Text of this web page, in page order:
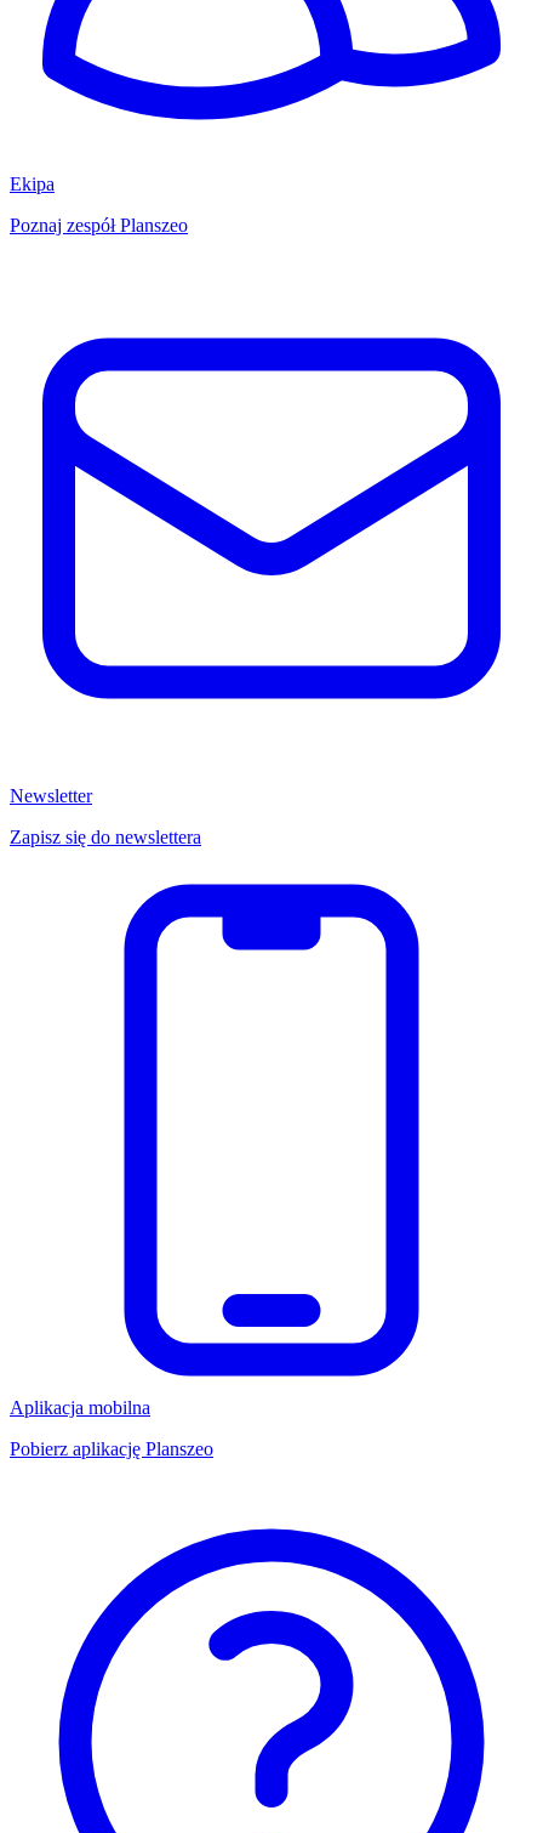
Ekipa
Poznaj zespół Planszeo
Newsletter
Zapisz się do newslettera
Aplikacja mobilna
Pobierz aplikację Planszeo